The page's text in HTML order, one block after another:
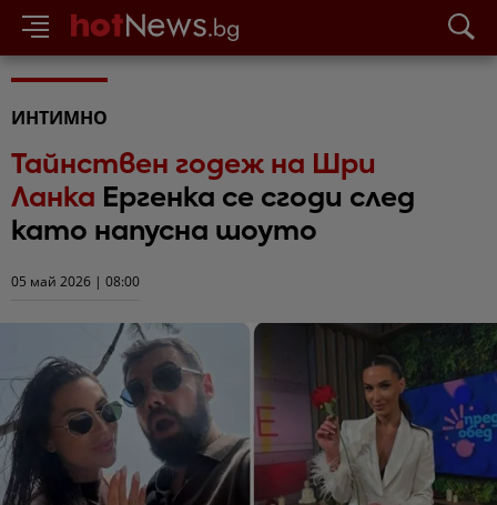
ИНТИМНО
Тайнствен годеж на Шри
Ланка Ергенка се сгоди след
като напусна шоуто
05 май 2026 | 08:00